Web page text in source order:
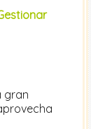
gran